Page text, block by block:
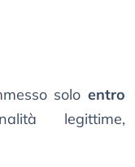
solo entro
legittime,